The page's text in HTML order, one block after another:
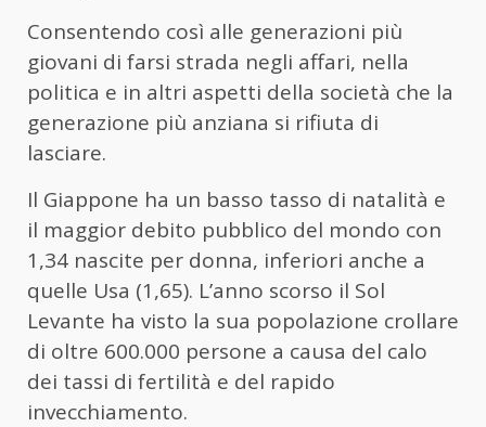
Consentendo così alle generazioni più
giovani di farsi strada negli affari, nella
politica e in altri aspetti della società che la
generazione più anziana si rifiuta di
lasciare.
Il Giappone ha un basso tasso di natalità e
il maggior debito pubblico del mondo con
1,34 nascite per donna, inferiori anche a
quelle Usa (1,65). L’anno scorso il Sol
Levante ha visto la sua popolazione crollare
di oltre 600.000 persone a causa del calo
dei tassi di fertilità e del rapido
invecchiamento.